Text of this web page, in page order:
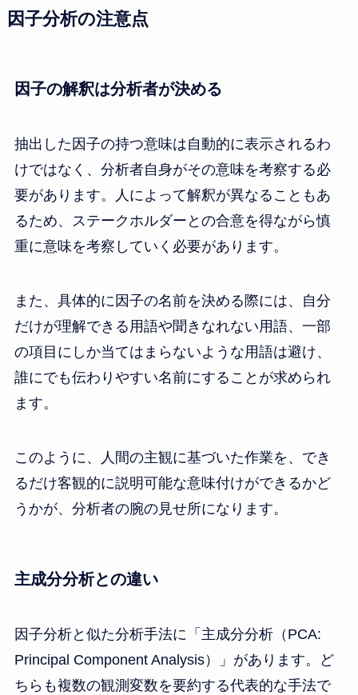
因子分析の注意点
因子の解釈は分析者が決める
抽出した因子の持つ意味は自動的に表示されるわ
けではなく、分析者自身がその意味を考察する必
要があります。人によって解釈が異なることもあ
るため、ステークホルダーとの合意を得ながら慎
重に意味を考察していく必要があります。
また、具体的に因子の名前を決める際には、自分
だけが理解できる用語や聞きなれない用語、一部
の項目にしか当てはまらないような用語は避け、
誰にでも伝わりやすい名前にすることが求められ
ます。
このように、人間の主観に基づいた作業を、でき
るだけ客観的に説明可能な意味付けができるかど
うかが、分析者の腕の見せ所になります。
主成分分析との違い
因子分析と似た分析手法に「主成分分析（PCA:
Principal Component Analysis）」があります。ど
ちらも複数の観測変数を要約する代表的な手法で